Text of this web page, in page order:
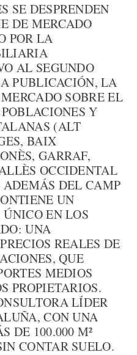
SE DESPRENDEN
DE MERCADO
POR LA
AL SEGUNDO
PUBLICACIÓN, LA
SOBRE EL
Y
(ALT
BAIX
GARRAF,
OCCIDENTAL
DEL CAMP
UN
EN LOS
UNA
REALES DE
QUE
MEDIOS
PROPIETARIOS.
LÍDER
CON UNA
DE 100.000 M²
CONTAR SUELO.